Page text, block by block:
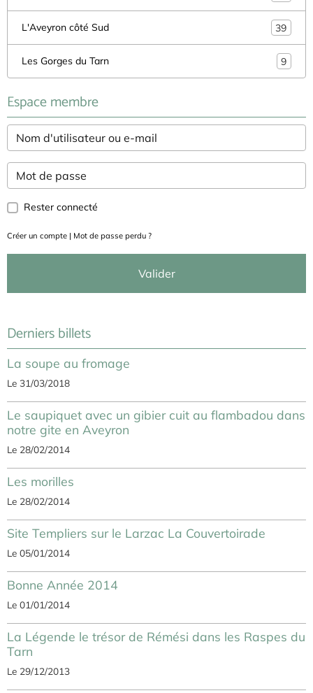
L'Aveyron côté Sud 39
Les Gorges du Tarn 9
Espace membre
Rester connecté
Créer un compte | Mot de passe perdu ?
Valider
Derniers billets
La soupe au fromage
Le 31/03/2018
Le saupiquet avec un gibier cuit au flambadou dans
notre gite en Aveyron
Le 28/02/2014
Les morilles
Le 28/02/2014
Site Templiers sur le Larzac La Couvertoirade
Le 05/01/2014
Bonne Année 2014
Le 01/01/2014
La Légende le trésor de Rémési dans les Raspes du
Tarn
Le 29/12/2013